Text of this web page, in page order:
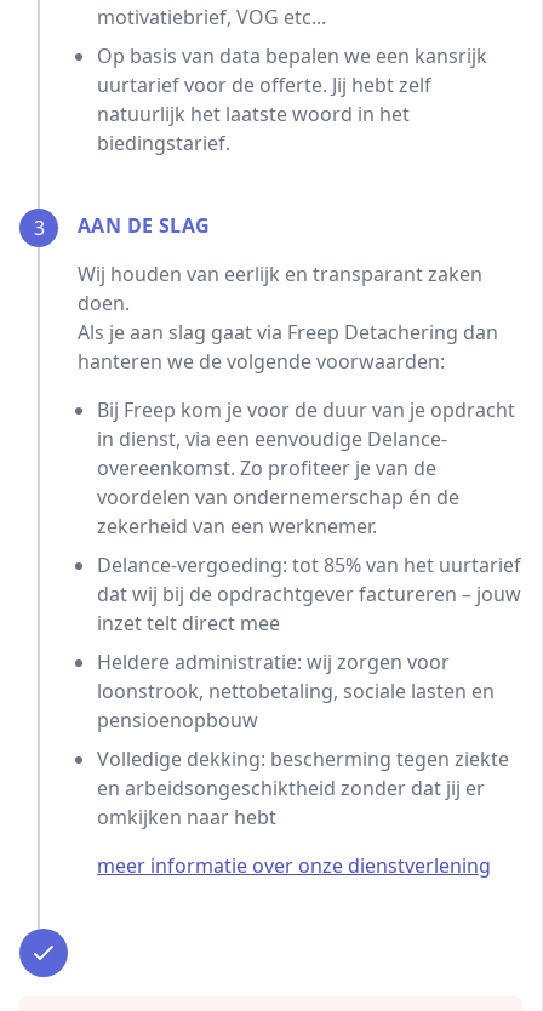
motivatiebrief, VOG etc...
Op basis van data bepalen we een kansrijk
uurtarief voor de offerte. Jij hebt zelf
natuurlijk het laatste woord in het
biedingstarief.
3
AAN DE SLAG
Wij houden van eerlijk en transparant zaken
doen.
Als je aan slag gaat via Freep Detachering dan
hanteren we de volgende voorwaarden:
Bij Freep kom je voor de duur van je opdracht
in dienst, via een eenvoudige Delance-
overeenkomst. Zo profiteer je van de
voordelen van ondernemerschap én de
zekerheid van een werknemer.
Delance-vergoeding: tot 85% van het uurtarief
dat wij bij de opdrachtgever factureren – jouw
inzet telt direct mee
Heldere administratie: wij zorgen voor
loonstrook, nettobetaling, sociale lasten en
pensioenopbouw
Volledige dekking: bescherming tegen ziekte
en arbeidsongeschiktheid zonder dat jij er
omkijken naar hebt
meer informatie over onze dienstverlening